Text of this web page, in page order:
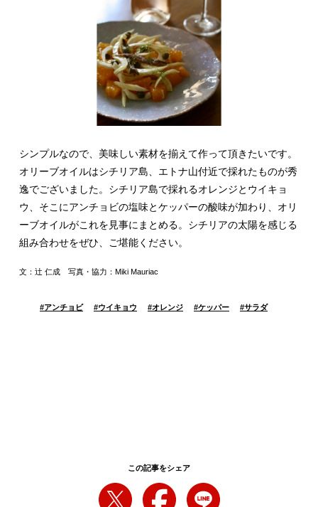
シンプルなので、美味しい素材を揃えて作って頂きたいです。
オリーブオイルはシチリア島、エトナ山付近で採れたものが秀
逸でございました。シチリア島で採れるオレンジとウイキョ
ウ、そこにアンチョビの塩味とケッパーの酸味が加わり、オリ
ーブオイルがこれを見事にまとめる。シチリアの太陽を感じる
組み合わせをぜひ、ご堪能ください。
文：辻 仁成 写真・協力：Miki Mauriac
#アンチョビ #ウイキョウ #オレンジ #ケッパー #サラダ
この記事をシェア